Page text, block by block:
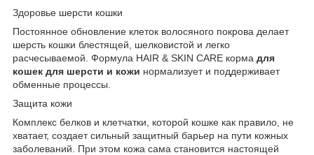
Здоровье шерсти кошки
Постоянное обновление клеток волосяного покрова делает
шерсть кошки блестящей, шелковистой и легко
расчесываемой. Формула HAIR & SKIN CARE корма для
кошек для шерсти и кожи нормализует и поддерживает
обменные процессы.
Защита кожи
Комплекс белков и клетчатки, которой кошке как правило, не
хватает, создает сильный защитный барьер на пути кожных
заболеваний. При этом кожа сама становится настоящей